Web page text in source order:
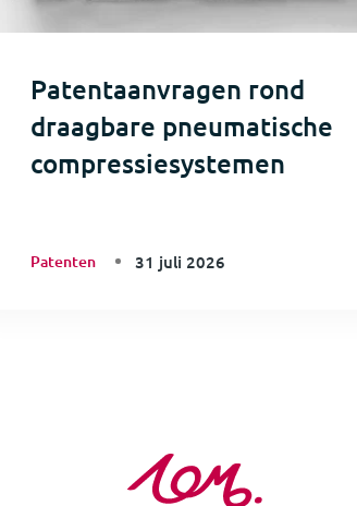
Patentaanvragen rond
draagbare pneumatische
compressiesystemen
Patenten 31 juli 2026